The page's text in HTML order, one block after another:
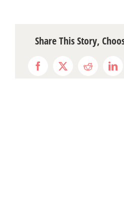
Share This Story,
Facebook
X Reddit